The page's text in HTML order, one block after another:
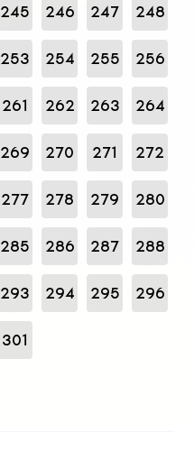
245 246 247 248
253 254 255 256
261 262 263 264
269 270 271 272
277 278 279 280
285 286 287 288
293 294 295 296
301